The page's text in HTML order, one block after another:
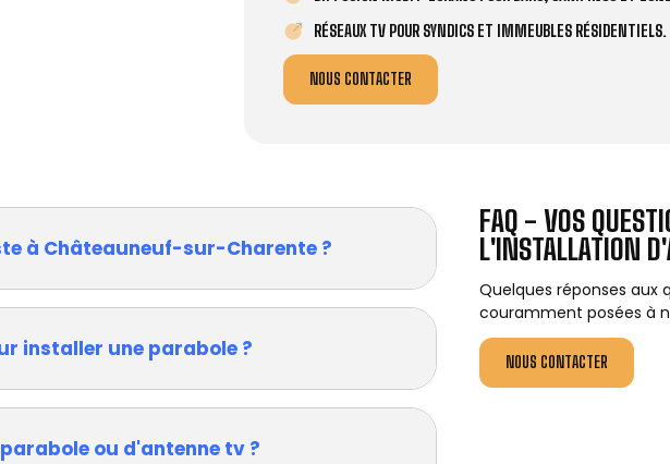
RÉSEAUX TV POUR SYNDICS ET IMMEUBLES RÉSIDENTIELS.
NOUS CONTACTER
FAQ - VOS
L'INSTALLATION
Quelques réponses aux
couramment posées à
NOUS CONTACTER
à Châteauneuf-sur-Charente ?
installer une parabole ?
ou d'antenne tv ?